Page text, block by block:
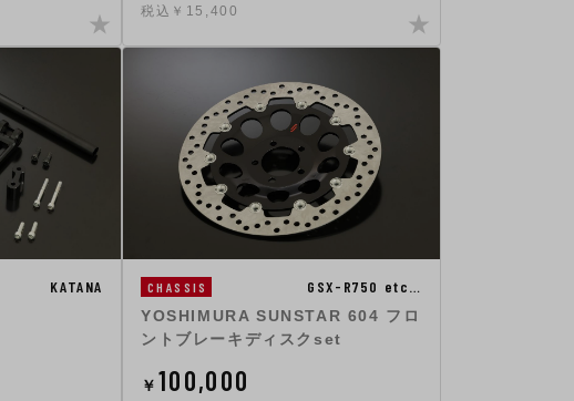
税込￥15,400
KATANA CHASSIS GSX-R750 etc…
YOSHIMURA SUNSTAR 604 フロ
ントブレーキディスクset
￥ 100,000